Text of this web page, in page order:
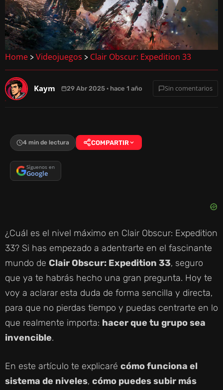
Home > Videojuegos > Clair Obscur: Expedition 33
Kaym 29 Abr 2025 · hace 1 año Sin comentarios
4 min de lectura COMPARTIR
Síguenos en
Google
¿Cuál es el nivel máximo en Clair Obscur: Expedition
33? Si has empezado a adentrarte en el fascinante
mundo de Clair Obscur: Expedition 33, seguro
que ya te habrás hecho una gran pregunta. Hoy te
voy a aclarar esta duda de forma sencilla y directa,
para que no pierdas tiempo y puedas centrarte en lo
que realmente importa: hacer que tu grupo sea
invencible.
En este artículo te explicaré cómo funciona el
sistema de niveles, cómo puedes subir más